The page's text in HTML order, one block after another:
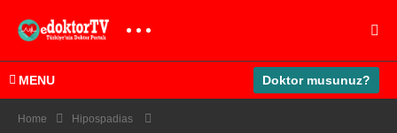
MENU Doktor musunuz?
Home
Hipospadias